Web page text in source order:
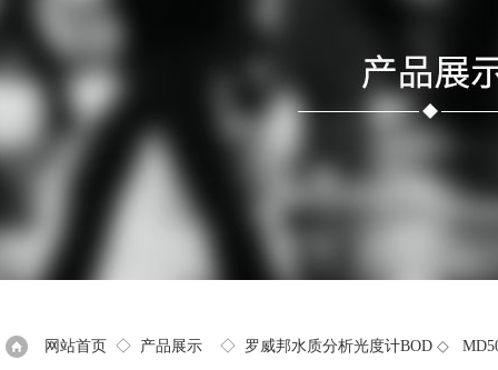
网站首页 ◇ 产品展示 ◇ 罗威邦水质分析光度计BOD ◇